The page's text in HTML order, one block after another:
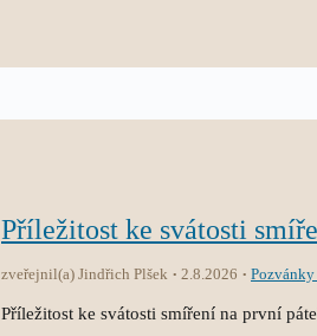
Příležitost ke svátosti
zveřejnil(a) Jindřich Plšek 2.8.2026
Příležitost ke svátosti smíření na první